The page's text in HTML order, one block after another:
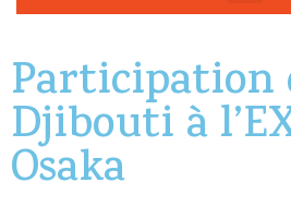
Participation
Djibouti à
Osaka